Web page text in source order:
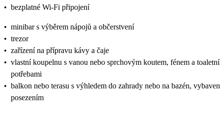
• bezplatné Wi-Fi připojení
• minibar s výběrem nápojů a občerstvení
• trezor
• zařízení na přípravu kávy a čaje
• vlastní koupelnu s vanou nebo sprchovým koutem, fénem a
potřebami
• balkon nebo terasu s výhledem do zahrady nebo na bazén,
posezením